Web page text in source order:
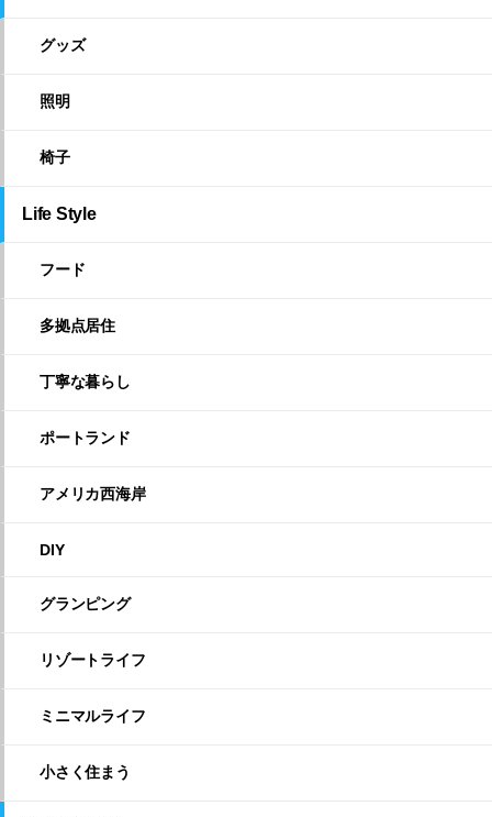
グッズ
照明
椅子
Life Style
フード
多拠点居住
丁寧な暮らし
ポートランド
アメリカ西海岸
DIY
グランピング
リゾートライフ
ミニマルライフ
小さく住まう